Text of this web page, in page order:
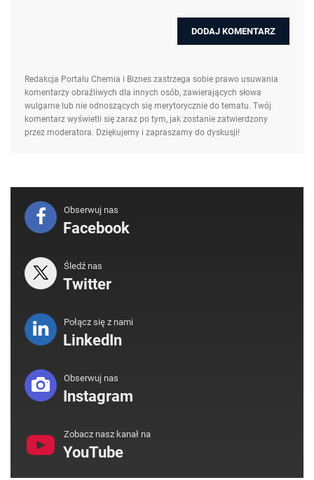
Redakcja Portalu Chemia i Biznes zastrzega sobie prawo usuwania
komentarzy obraźliwych dla innych osób, zawierających słowa
wulgarne lub nie odnoszących się merytorycznie do tematu. Twój
komentarz wyświetli się zaraz po tym, jak zostanie zatwierdzony
przez moderatora. Dziękujemy i zapraszamy do dyskusji!
Obserwuj nas
Facebook
Śledź nas
Twitter
Połącz się z nami
LinkedIn
Obserwuj nas
Instagram
Zobacz nasz kanał na
YouTube